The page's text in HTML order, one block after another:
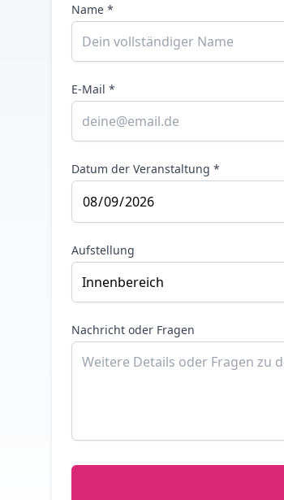
Name *
E-Mail *
Datum der Veranstaltung *
Aufstellung
Nachricht oder Fragen